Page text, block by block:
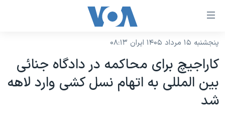
لینکهای
دسترسی
جهش
محتوای
اصلی
نسخه سبک وب‌سایت
موضوع ها
برنامه های تلویزیونی
پنجشنبه ۱۵ مرداد ۱۴۰۵ ایران ۰۸:۱۳
کاراجيچ برای محاکمه در دادگاه جنائی
بين المللی به اتهام نسل کشی وارد لاهه
شد